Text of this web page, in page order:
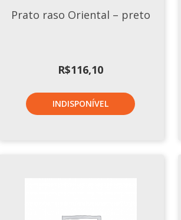
Prato raso Oriental – preto
R$116,10
INDISPONÍVEL